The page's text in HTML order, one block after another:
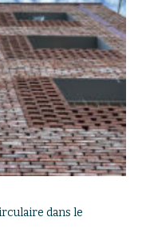
dans le